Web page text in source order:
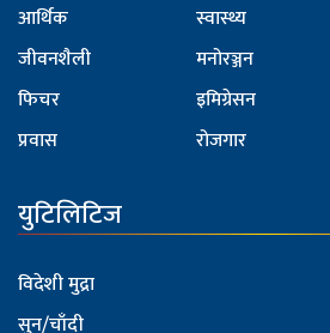
आर्थिक
जीवनशैली
फिचर
प्रवास
स्वास्थ्य
मनोरञ्जन
इमिग्रेसन
रोजगार
युटिलिटिज
विदेशी मुद्रा
सुन/चाँदी